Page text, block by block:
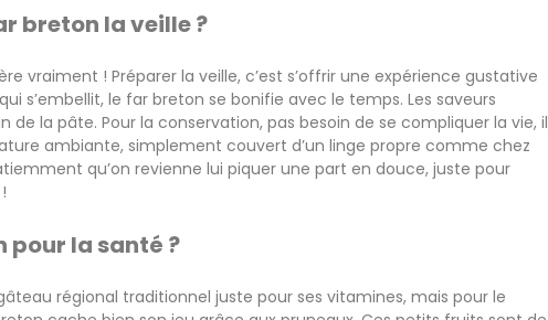
breton la veille ?
vraiment ! Préparer la veille, c’est s’offrir une expérience gustative
s’embellit, le far breton se bonifie avec le temps. Les saveurs
de la pâte. Pour la conservation, pas besoin de se compliquer la vie, il
ambiante, simplement couvert d’un linge propre comme chez
qu’on revienne lui piquer une part en douce, juste pour
pour la santé ?
régional traditionnel juste pour ses vitamines, mais pour le